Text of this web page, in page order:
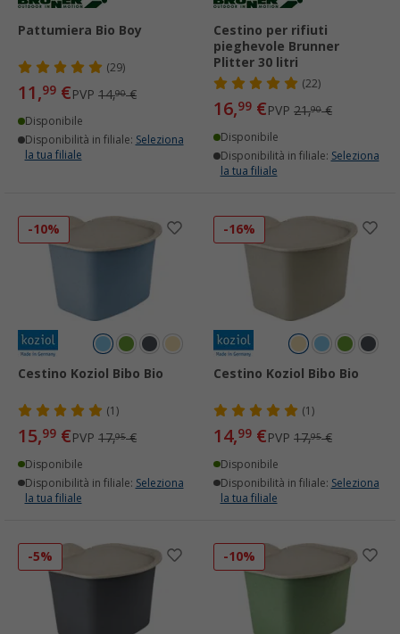
Pattumiera Bio Boy
(29)
11,99 €PVP 14,90€
Disponibile
Disponibilità in filiale: Seleziona
la tua filiale
Cestino per rifiuti
pieghevole Brunner
Plitter 30 litri
(22)
16,99 €PVP 21,90€
Disponibile
Disponibilità in filiale: Seleziona
la tua filiale
-10%
Cestino Koziol Bibo Bio
(1)
15,99 €PVP 17,95€
Disponibile
Disponibilità in filiale: Seleziona
la tua filiale
-16%
Cestino Koziol Bibo Bio
(1)
14,99 €PVP 17,95€
Disponibile
Disponibilità in filiale: Seleziona
la tua filiale
-5% -10%